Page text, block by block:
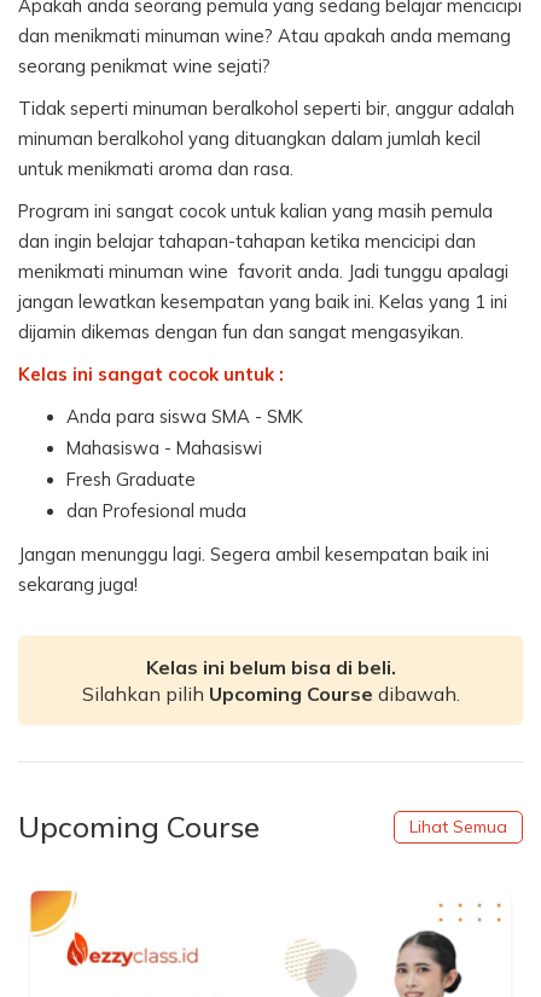
Apakah anda seorang pemula yang sedang belajar mencicipi
dan menikmati minuman wine? Atau apakah anda memang
seorang penikmat wine sejati?
Tidak seperti minuman beralkohol seperti bir, anggur adalah
minuman beralkohol yang dituangkan dalam jumlah kecil
untuk menikmati aroma dan rasa.
Program ini sangat cocok untuk kalian yang masih pemula
dan ingin belajar tahapan-tahapan ketika mencicipi dan
menikmati minuman wine  favorit anda. Jadi tunggu apalagi
jangan lewatkan kesempatan yang baik ini. Kelas yang 1 ini
dijamin dikemas dengan fun dan sangat mengasyikan.
Kelas ini sangat cocok untuk :
Anda para siswa SMA - SMK
Mahasiswa - Mahasiswi
Fresh Graduate
dan Profesional muda
Jangan menunggu lagi. Segera ambil kesempatan baik ini
sekarang juga!
Kelas ini belum bisa di beli.
Silahkan pilih Upcoming Course dibawah.
Upcoming Course Lihat Semua